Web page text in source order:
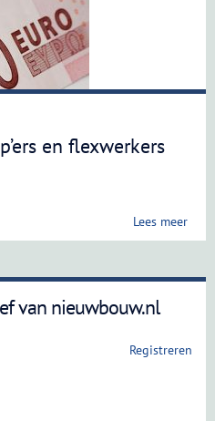
en flexwerkers
Lees meer
van nieuwbouw.nl
Registreren